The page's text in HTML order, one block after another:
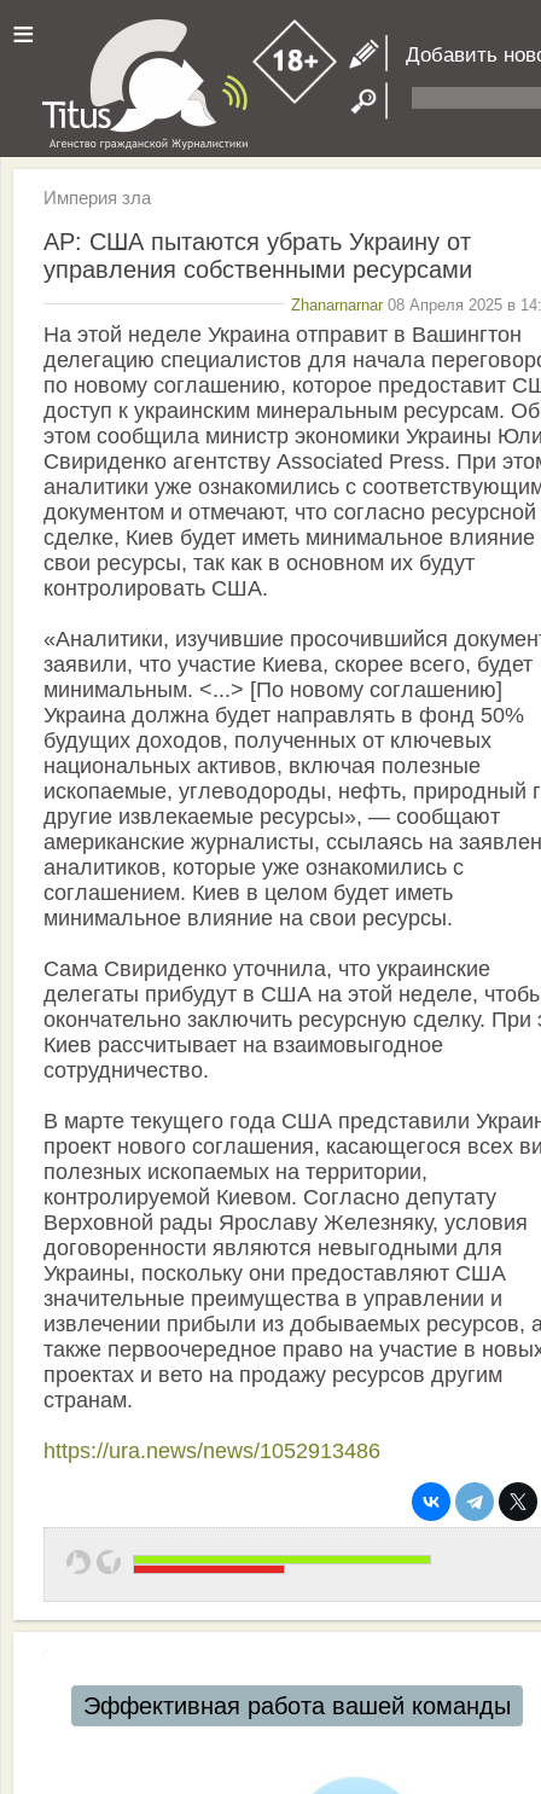
≡ Добавить
Империя зла
AP: США пытаются убрать Украину от
управления собственными ресурсами
Zhanarnarnar 08 Апреля 2025 в
На этой неделе Украина отправит в Вашингтон
делегацию специалистов для начала
по новому соглашению, которое предоставит
доступ к украинским минеральным ресурсам. Об
этом сообщила министр экономики Украины
Свириденко агентству Associated Press. При
аналитики уже ознакомились с
документом и отмечают, что согласно ресурсной
сделке, Киев будет иметь минимальное влияние
свои ресурсы, так как в основном их будут
контролировать США.
«Аналитики, изучившие просочившийся
заявили, что участие Киева, скорее всего, будет
минимальным. <...> [По новому соглашению]
Украина должна будет направлять в фонд 50%
будущих доходов, полученных от ключевых
национальных активов, включая полезные
ископаемые, углеводороды, нефть, природный
другие извлекаемые ресурсы», — сообщают
американские журналисты, ссылаясь на
аналитиков, которые уже ознакомились с
соглашением. Киев в целом будет иметь
минимальное влияние на свои ресурсы.
Сама Свириденко уточнила, что украинские
делегаты прибудут в США на этой неделе,
окончательно заключить ресурсную сделку. При
Киев рассчитывает на взаимовыгодное
сотрудничество.
В марте текущего года США представили
проект нового соглашения, касающегося всех
полезных ископаемых на территории,
контролируемой Киевом. Согласно депутату
Верховной рады Ярославу Железняку, условия
договоренности являются невыгодными для
Украины, поскольку они предоставляют США
значительные преимущества в управлении и
извлечении прибыли из добываемых ресурсов,
также первоочередное право на участие в
проектах и вето на продажу ресурсов другим
странам.
https://ura.news/news/1052913486
Эффективная работа вашей команды